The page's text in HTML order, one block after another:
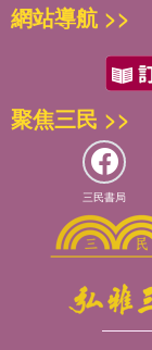
網站導航 >>
聚焦三民 >>
三民書局